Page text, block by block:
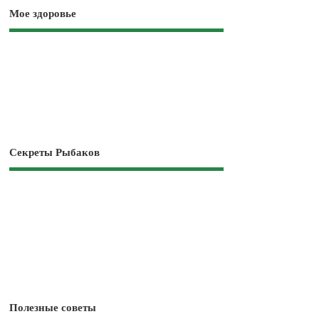
Мое здоровье
Секреты Рыбаков
Полезные советы